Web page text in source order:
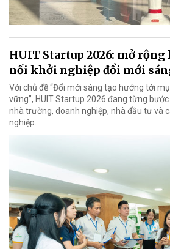
HUIT Startup 2026: mở
nối khởi nghiệp đổi mới
Với chủ đề “Đổi mới sáng tạo hướng tới
vững”, HUIT Startup 2026 đang từng
nhà trường, doanh nghiệp, nhà đầu tư và
nghiệp.